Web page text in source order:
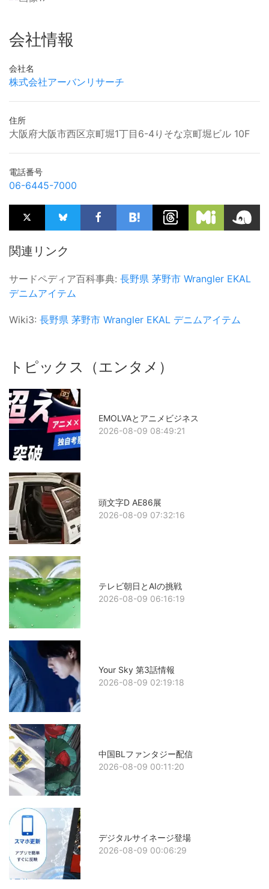
会社情報
会社名
株式会社アーバンリサーチ
住所
大阪府大阪市西区京町堀1丁目6-4りそな京町堀ビル 10F
電話番号
06-6445-7000
関連リンク
サードペディア百科事典: 長野県 茅野市 Wrangler EKAL
デニムアイテム
Wiki3: 長野県 茅野市 Wrangler EKAL デニムアイテム
トピックス（エンタメ）
EMOLVAとアニメビジネス
2026-08-09 08:49:21
頭文字D AE86展
2026-08-09 07:32:16
テレビ朝日とAIの挑戦
2026-08-09 06:16:19
Your Sky 第3話情報
2026-08-09 02:19:18
中国BLファンタジー配信
2026-08-09 00:11:20
デジタルサイネージ登場
2026-08-09 00:06:29